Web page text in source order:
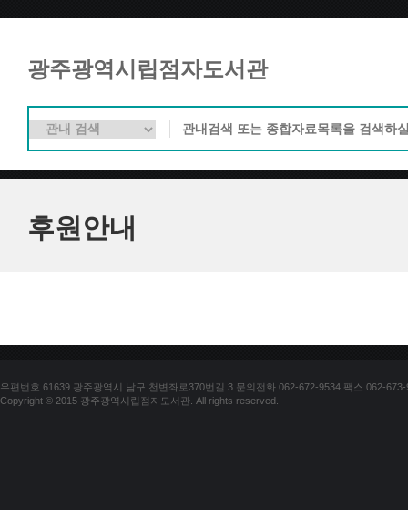
광주광역시립점자도서관
후원안내
우편번호 61639 광주광역시 남구 천변좌로370번길 3 문의전화 062-672-9534 팩스 062-673-
Copyright © 2015 광주광역시립점자도서관. All rights reserved.